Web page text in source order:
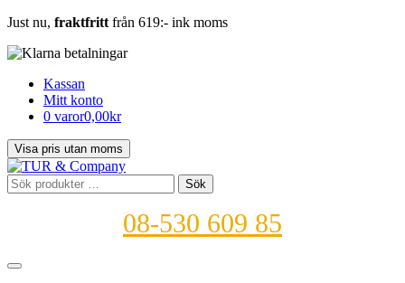
Just nu, fraktfritt från 619:- ink moms
Kassan
Mitt konto
0 varor0,00kr
Sök
efter:
Sök
08-530 609 85